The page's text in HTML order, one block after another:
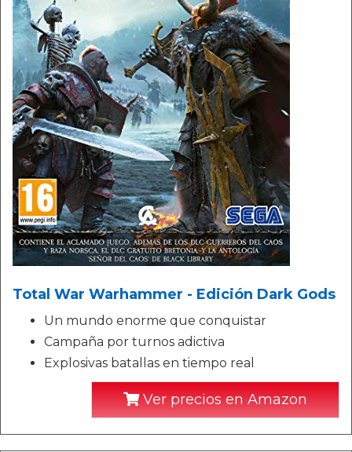
Total War Warhammer - Edición Dark Gods
Un mundo enorme que conquistar
Campaña por turnos adictiva
Explosivas batallas en tiempo real
Ver precios en Amazon